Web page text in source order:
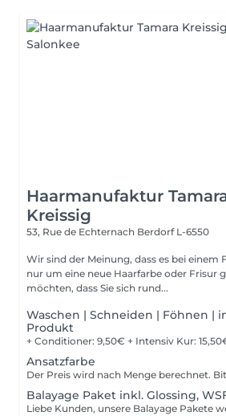
Haarmanufaktur
Kreissig
53, Rue de Echternach Berdorf L-6550
Wir sind der Meinung, dass es bei einem
nur um eine neue Haarfarbe oder Frisur
möchten, dass Sie sich rund...
Waschen | Schneiden | Föhnen |
Produkt
Ansatzfarbe
Balayage Paket inkl. Glossing,